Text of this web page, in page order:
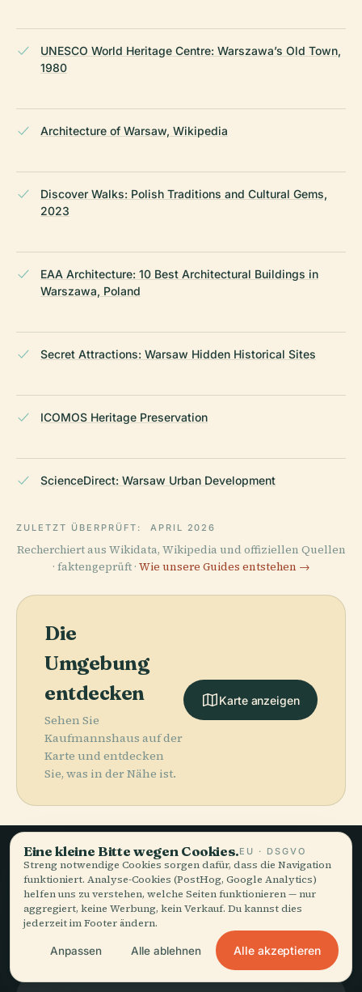
UNESCO World Heritage Centre: Warszawa’s Old Town,
1980
Architecture of Warsaw, Wikipedia
Discover Walks: Polish Traditions and Cultural Gems,
2023
EAA Architecture: 10 Best Architectural Buildings in
Warszawa, Poland
Secret Attractions: Warsaw Hidden Historical Sites
ICOMOS Heritage Preservation
ScienceDirect: Warsaw Urban Development
ZULETZT ÜBERPRÜFT: APRIL 2026
Recherchiert aus Wikidata, Wikipedia und offiziellen Quellen
· faktengeprüft · Wie unsere Guides entstehen →
Die
Umgebung
entdecken
Sehen Sie
Kaufmannshaus auf der
Karte und entdecken
Sie, was in der Nähe ist.
Karte anzeigen
Langsames Reisen,
gut erzählt.
BLEIBEN SIE AUF DEM LAUFENDEN
Eine kleine Bitte wegen Cookies.EU · DSGVO
Streng notwendige Cookies sorgen dafür, dass die Navigation
funktioniert. Analyse-Cookies (PostHog, Google Analytics)
helfen uns zu verstehen, welche Seiten funktionieren — nur
aggregiert, keine Werbung, kein Verkauf. Du kannst dies
jederzeit im Footer ändern.
Anpassen Alle ablehnen Alle akzeptieren